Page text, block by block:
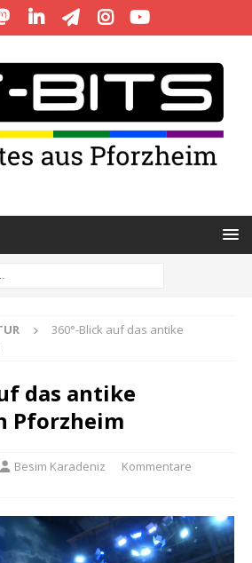
360°-Blick auf das antike
das antike
Pforzheim
Besim Karadeniz
Kommentare